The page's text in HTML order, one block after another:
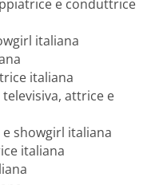
e conduttrice
italiana
italiana
attrice e
showgirl italiana
italiana